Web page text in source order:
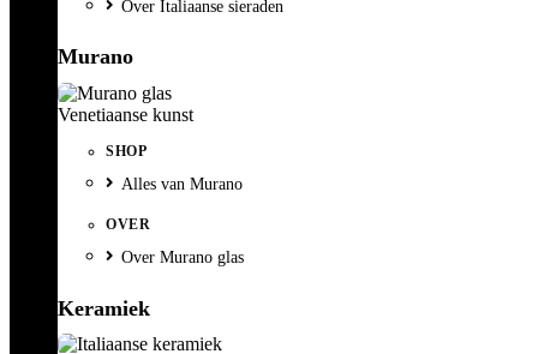
Over Italiaanse sieraden
Murano
Venetiaanse kunst
SHOP
Alles van Murano
OVER
Over Murano glas
Keramiek